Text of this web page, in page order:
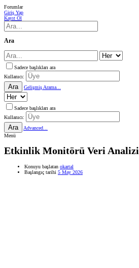
Forumlar
Giriş Yap
Kayıt Ol
Ara
Sadece başlıkları ara
Kullanıcı:
Ara Gelişmiş Arama...
Sadece başlıkları ara
Kullanıcı:
Ara
Advanced...
Menü
Etkinlik Monitörü Veri Analizi
Konuyu başlatan okartal
Başlangıç tarihi 5 May 2026